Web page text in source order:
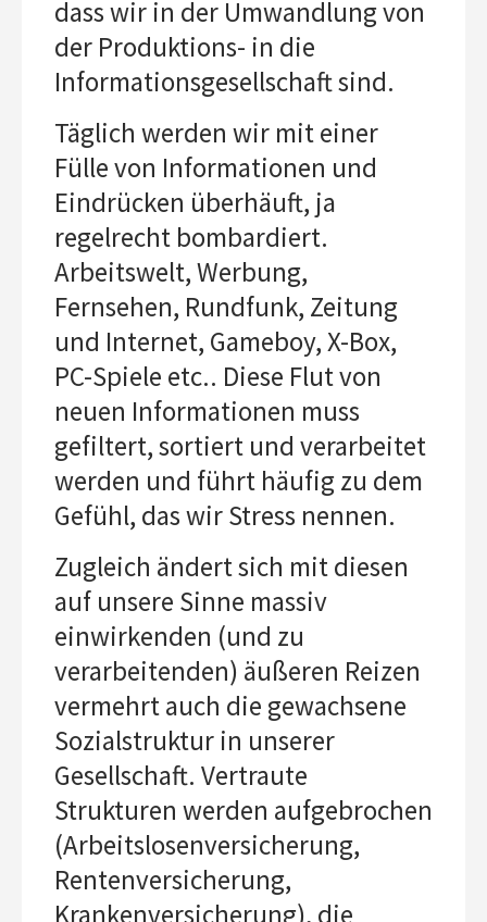
dass wir in der Umwandlung von
der Produktions- in die
Informationsgesellschaft sind.
Täglich werden wir mit einer
Fülle von Informationen und
Eindrücken überhäuft, ja
regelrecht bombardiert.
Arbeitswelt, Werbung,
Fernsehen, Rundfunk, Zeitung
und Internet, Gameboy, X-Box,
PC-Spiele etc.. Diese Flut von
neuen Informationen muss
gefiltert, sortiert und verarbeitet
werden und führt häufig zu dem
Gefühl, das wir Stress nennen.
Zugleich ändert sich mit diesen
auf unsere Sinne massiv
einwirkenden (und zu
verarbeitenden) äußeren Reizen
vermehrt auch die gewachsene
Sozialstruktur in unserer
Gesellschaft. Vertraute
Strukturen werden aufgebrochen
(Arbeitslosenversicherung,
Rentenversicherung,
Krankenversicherung), die